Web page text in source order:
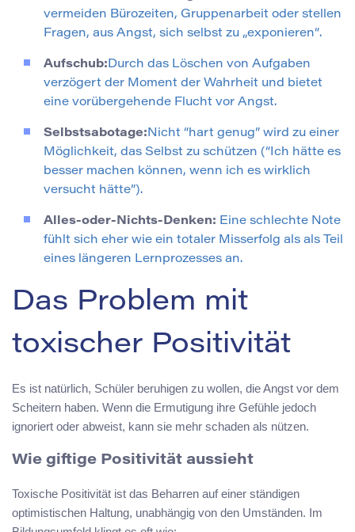
vermeiden Bürozeiten, Gruppenarbeit oder stellen
Fragen, aus Angst, sich selbst zu „exponieren“.
Aufschub:Durch das Löschen von Aufgaben
verzögert der Moment der Wahrheit und bietet
eine vorübergehende Flucht vor Angst.
Selbstsabotage:Nicht “hart genug” wird zu einer
Möglichkeit, das Selbst zu schützen (“Ich hätte es
besser machen können, wenn ich es wirklich
versucht hätte”).
Alles-oder-Nichts-Denken: Eine schlechte Note
fühlt sich eher wie ein totaler Misserfolg als als Teil
eines längeren Lernprozesses an.
Das Problem mit
toxischer Positivität
Es ist natürlich, Schüler beruhigen zu wollen, die Angst vor dem
Scheitern haben. Wenn die Ermutigung ihre Gefühle jedoch
ignoriert oder abweist, kann sie mehr schaden als nützen.
Wie giftige Positivität aussieht
Toxische Positivität ist das Beharren auf einer ständigen
optimistischen Haltung, unabhängig von den Umständen. Im